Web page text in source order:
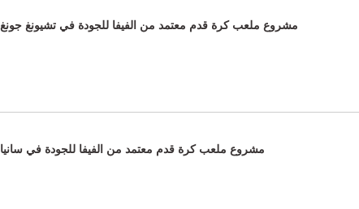
مشروع ملعب كرة قدم معتمد من الفيفا للجودة في تشيونغ جونغ
مشروع ملعب كرة قدم معتمد من الفيفا للجودة في سانيا